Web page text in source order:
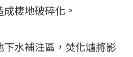
棲地破碎化。
水補注區，焚化爐將影